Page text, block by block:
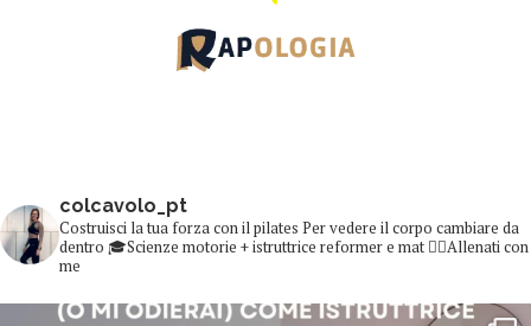
colcavolo_pt
Costruisci la tua forza con il pilates Per vedere il corpo cambiare da
dentro 🎓Scienze motorie + istruttrice reformer e mat 👇🏻Allenati con
me